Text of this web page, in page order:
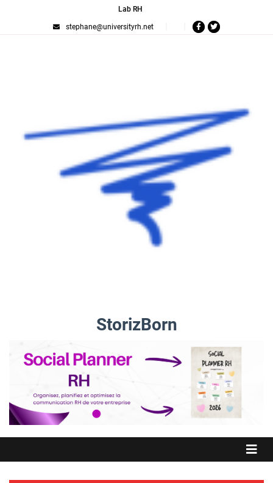
Lab RH
stephane@universityrh.net
StorizBorn